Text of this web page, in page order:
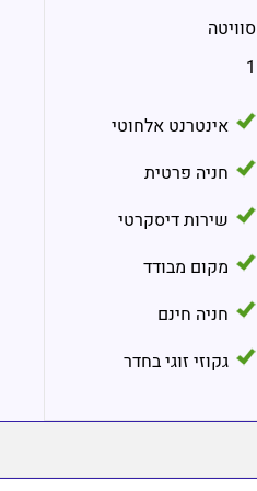
סוויטה
1
אינטרנט אלחוטי
חניה פרטית
שירות דיסקרטי
מקום מבודד
חניה חינם
גקוזי זוגי בחדר